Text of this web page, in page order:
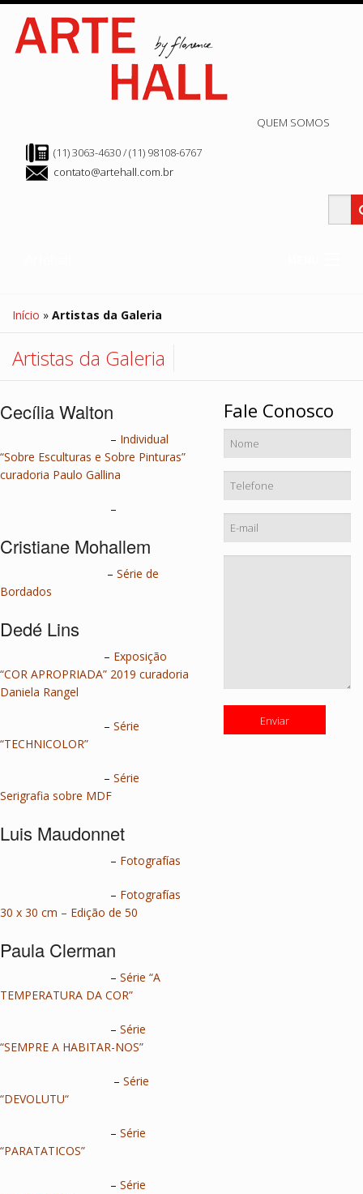
QUEM SOMOS
(11) 3063-4630 / (11) 98108-6767
contato@artehall.com.br
Edição Anteriores
Hall de Exposição
Hall de Encontros
Início » Artistas da Galeria
Artistas da Galeria
Cecília Walton
– Individual
“Sobre Esculturas e Sobre Pinturas”
curadoria Paulo Gallina
–
Cristiane Mohallem
– Série de
Bordados
Dedé Lins
– Exposição
“COR APROPRIADA” 2019 curadoria
Daniela Rangel
– Série
“TECHNICOLOR”
– Série
Serigrafia sobre MDF
Luis Maudonnet
– Fotografías
– Fotografías
30 x 30 cm – Edição de 50
Paula Clerman
– Série “A
TEMPERATURA DA COR”
– Série
“SEMPRE A HABITAR-NOS”
– Série
“DEVOLUTU“
– Série
“PARATATICOS”
– Série
Fale Conosco